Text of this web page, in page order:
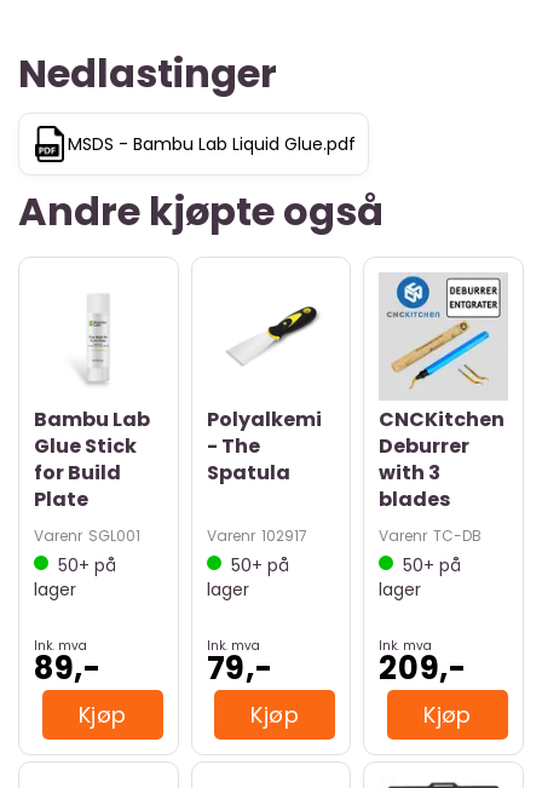
Nedlastinger
MSDS - Bambu Lab Liquid Glue.pdf
Andre kjøpte også
Bambu Lab
Glue Stick
for Build
Plate
Varenr SGL001
50+ på
lager
Ink. mva
89,-
Kjøp
Polyalkemi
- The
Spatula
Varenr 102917
50+ på
lager
Ink. mva
79,-
Kjøp
CNCKitchen
Deburrer
with 3
blades
Varenr TC-DB
50+ på
lager
Ink. mva
209,-
Kjøp